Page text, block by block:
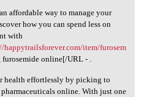
affordable way
affordable way to manage your
how you can spend less on
with
happytrailsforever.com/item/furosem
online[/URL - .
health effortlessly by picking to
online. With just one